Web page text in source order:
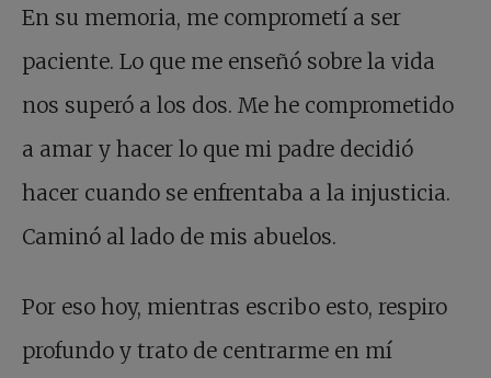
En su memoria, me comprometí a ser
paciente. Lo que me enseñó sobre la vida
nos superó a los dos. Me he comprometido
a amar y hacer lo que mi padre decidió
hacer cuando se enfrentaba a la injusticia.
Caminó al lado de mis abuelos.
Por eso hoy, mientras escribo esto, respiro
profundo y trato de centrarme en mí